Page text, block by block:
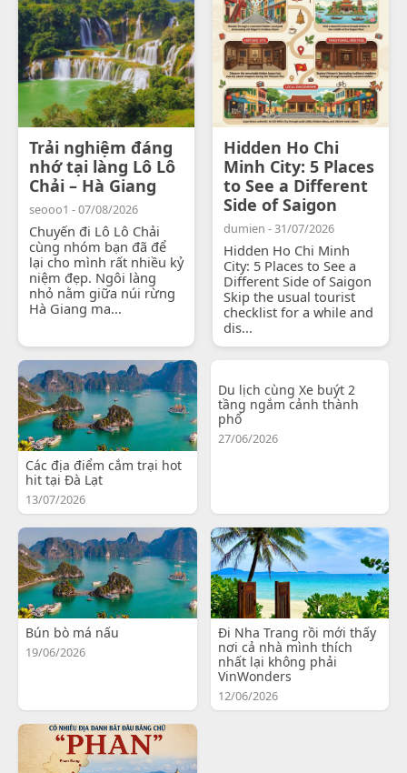
Trải nghiệm đáng
nhớ tại làng Lô Lô
Chải – Hà Giang
seooo1 - 07/08/2026
Chuyến đi Lô Lô Chải
cùng nhóm bạn đã để
lại cho mình rất nhiều kỷ
niệm đẹp. Ngôi làng
nhỏ nằm giữa núi rừng
Hà Giang ma...
Hidden Ho Chi
Minh City: 5 Places
to See a Different
Side of Saigon
dumien - 31/07/2026
Hidden Ho Chi Minh
City: 5 Places to See a
Different Side of Saigon
Skip the usual tourist
checklist for a while and
dis...
Các địa điểm cắm trại hot
hit tại Đà Lạt
13/07/2026
Du lịch cùng Xe buýt 2
tầng ngắm cảnh thành
phố
27/06/2026
Bún bò má nấu
19/06/2026
Đi Nha Trang rồi mới thấy
nơi cả nhà mình thích
nhất lại không phải
VinWonders
12/06/2026